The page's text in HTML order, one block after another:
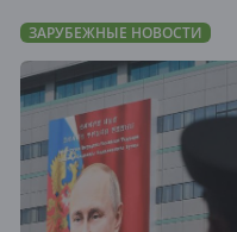
ЗАРУБЕЖНЫЕ НОВОСТИ